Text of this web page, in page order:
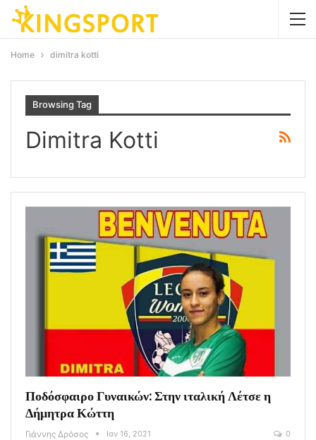
Home dimitra kotti
Browsing Tag
Dimitra Kotti
Ποδόσφαιρο Γυναικών: Στην ιταλική Λέτσε η
Δήμητρα Κώττη
Γιάννης Δρόσος Ιαν 16, 2021 0